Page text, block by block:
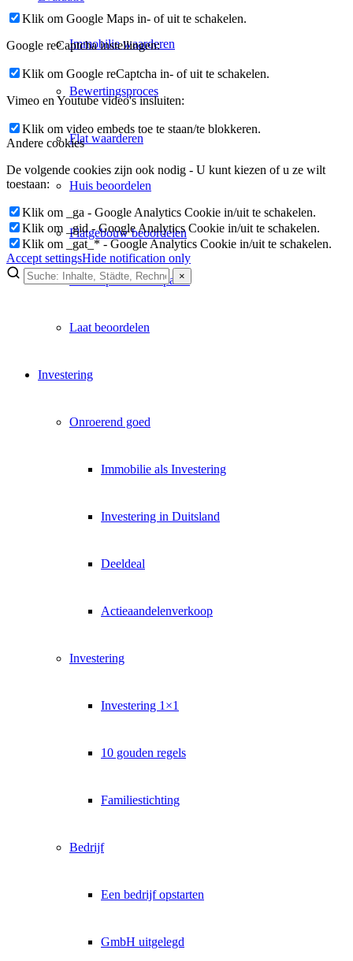
Immobilie waarderen
Bewertingsproces
Flat waarderen
Huis beoordelen
Flatgebouw beoordelen
Verkoopwaarde bepalen
Laat beoordelen
Investering
Onroerend goed
Immobilie als Investering
Investering in Duitsland
Deeldeal
Actieaandelenverkoop
Investering
Investering 1×1
10 gouden regels
Familiestichting
Bedrijf
Een bedrijf opstarten
GmbH uitgelegd
Klik om Google Maps in- of uit te schakelen.
Google reCaptcha instellingen:
Klik om Google reCaptcha in- of uit te schakelen.
Vimeo en Youtube video's insluiten:
Klik om video embeds toe te staan/te blokkeren.
Andere cookies
De volgende cookies zijn ook nodig - U kunt kiezen of u ze wilt
toestaan:
Klik om _ga - Google Analytics Cookie in/uit te schakelen.
Klik om _gid - Google Analytics Cookie in/uit te schakelen.
Klik om _gat_* - Google Analytics Cookie in/uit te schakelen.
Accept settingsHide notification only
×
Lukinski Newsletter
Insights direkt ins Postfach.
Kein Spam. Jederzeit abmeldbar.